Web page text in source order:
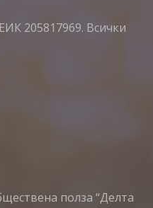
205817969. Всички
полза “Делта